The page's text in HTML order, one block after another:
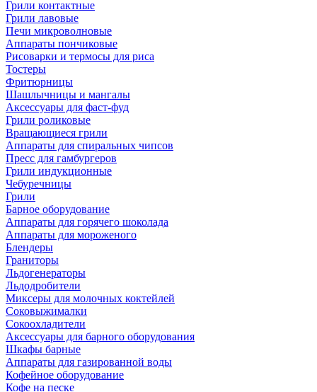
Грили контактные
Грили лавовые
Печи микроволновые
Аппараты пончиковые
Рисоварки и термосы для риса
Тостеры
Фритюрницы
Шашлычницы и мангалы
Аксессуары для фаст-фуд
Грили роликовые
Вращающиеся грили
Аппараты для спиральных чипсов
Пресс для гамбургеров
Грили индукционные
Чебуречницы
Грили
Барное оборудование
Аппараты для горячего шоколада
Аппараты для мороженого
Блендеры
Граниторы
Льдогенераторы
Льдодробители
Миксеры для молочных коктейлей
Соковыжималки
Сокоохладители
Аксессуары для барного оборудования
Шкафы барные
Аппараты для газированной воды
Кофейное оборудование
Кофе на песке